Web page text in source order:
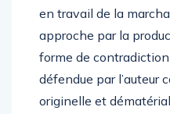
en travail de la
approche par la
forme de
défendue par l’auteur
originelle et